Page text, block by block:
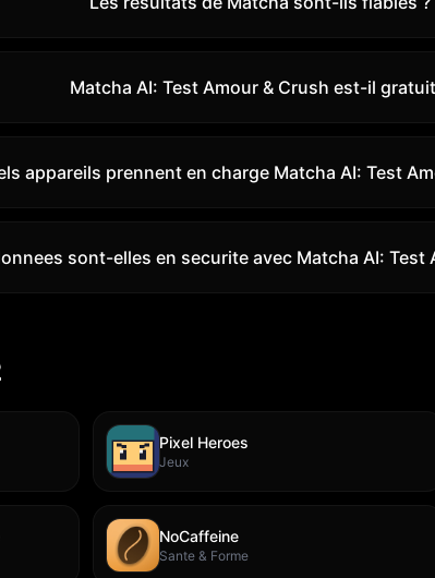
Matcha AI: Test Amour & Crush est-il
appareils prennent en charge Matcha AI: Test
sont-elles en securite avec Matcha AI: Test
Pixel Heroes
Jeux
NoCaffeine
Sante & Forme